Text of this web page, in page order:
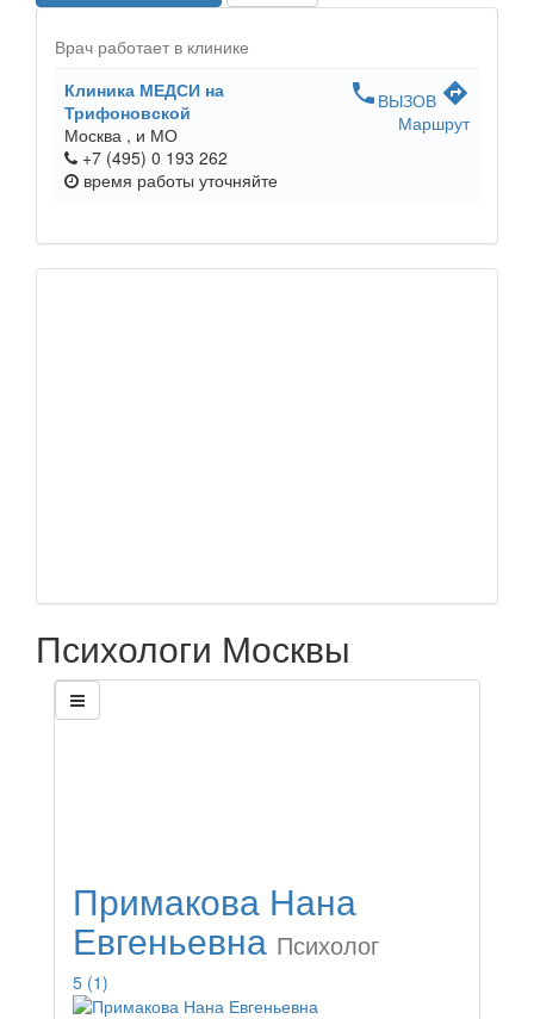
Врач работает в клинике
Клиника МЕДСИ на
Трифоновской
Москва , и МО
+7 (495) 0 193 262
время работы уточняйте
phone ВЫЗОВ directions
Маршрут
Психологи Москвы
Примакова Нана
Евгеньевна Психолог
5 (1)